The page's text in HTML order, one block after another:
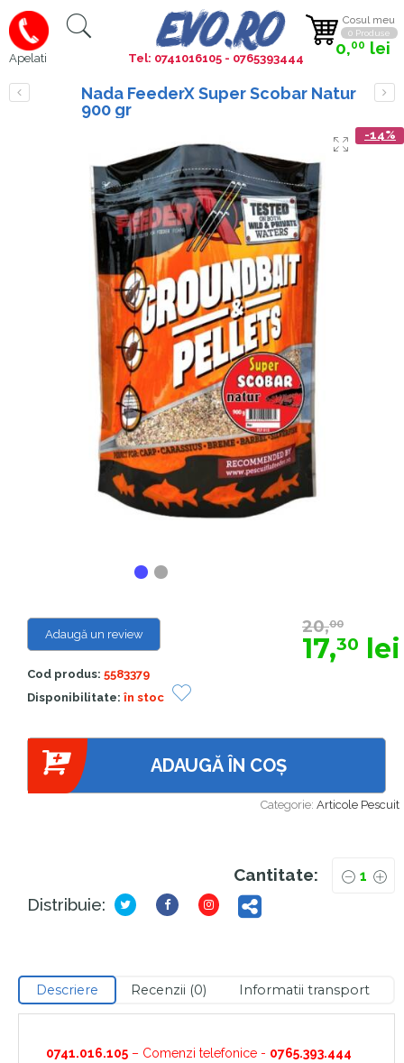
Apelati
Cosul meu
0 Produse
0,00 lei
Tel: 0741016105 - 0765393444
Nada FeederX Super Scobar Natur
900 gr
-14%
Categorie: Articole Pescuit
Adaugă un review
Cod produs:5583379
Disponibilitate: în stoc
20,00
17,30 lei
ADAUGĂ ÎN COȘ
Cantitate:
Distribuie:
Descriere Recenzii (0) Informatii transport
0741.016.105 – Comenzi telefonice - 0765.393.444